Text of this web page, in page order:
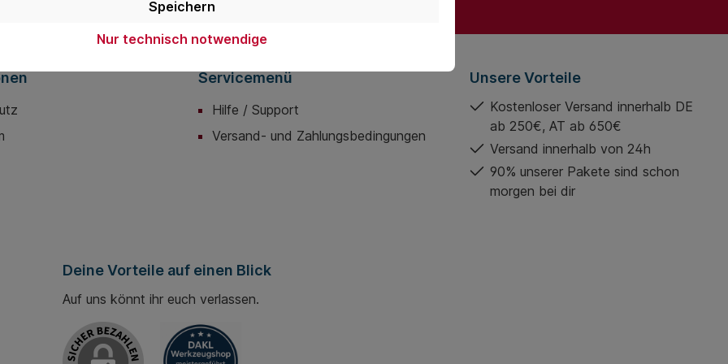
Servicemenü
Hilfe / Support
Versand- und Zahlungsbedingungen
Unsere Vorteile
Kostenloser Versand innerhalb DE
ab 250€, AT ab 650€
Versand innerhalb von 24h
90% unserer Pakete sind schon
morgen bei dir
Deine Vorteile auf einen Blick
Auf uns könnt ihr euch verlassen.
Speichern
Nur technisch notwendige